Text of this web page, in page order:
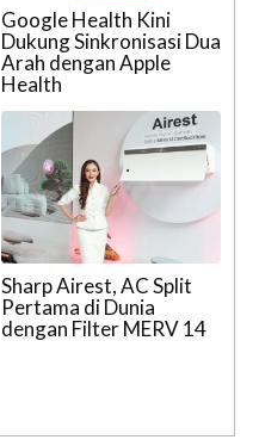
Google Health Kini
Dukung Sinkronisasi Dua
Arah dengan Apple
Health
Sharp Airest, AC Split
Pertama di Dunia
dengan Filter MERV 14